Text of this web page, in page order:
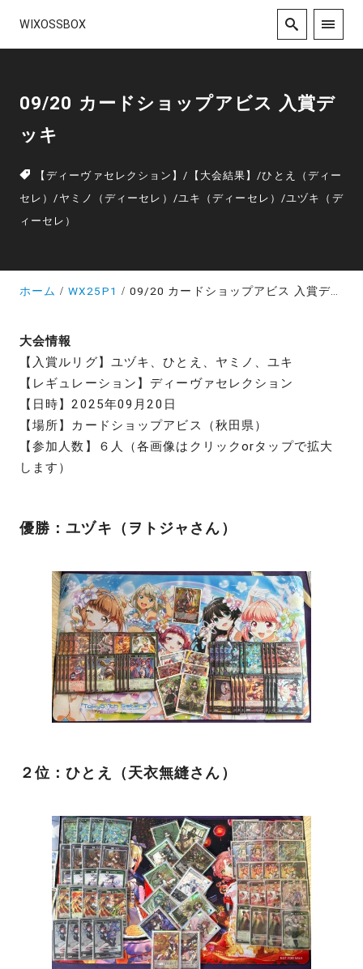
WIXOSSBOX
09/20 カードショップアビス 入賞デ
ッキ
【ディーヴァセレクション】/ 【大会結果】/ひとえ（ディー
セレ）/ ヤミノ（ディーセレ） /ユキ（ディーセレ） /ユヅキ（デ
ィーセレ）
ホーム WX25P1 09/20 カードショップアビス 入賞デッキ
大会情報
【入賞ルリグ】ユヅキ、ひとえ、ヤミノ、ユキ
【レギュレーション】ディーヴァセレクション
【日時】2025年09月20日
【場所】カードショップアビス（秋田県）
【参加人数】６人（各画像はクリックorタップで拡大
します）
優勝：ユヅキ（ヲトジャさん）
２位：ひとえ（天衣無縫さん）